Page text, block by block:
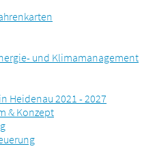
und Klimamanagement
Heidenau 2021 - 2027
& Konzept